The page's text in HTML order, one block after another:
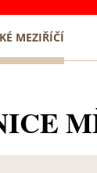
MEZIŘÍČÍ